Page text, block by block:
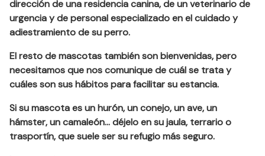
dirección de una residencia canina, de un veterinario de
urgencia y de personal especializado en el cuidado y
adiestramiento de su perro.
El resto de mascotas también son bienvenidas, pero
necesitamos que nos comunique de cuál se trata y
cuáles son sus hábitos para facilitar su estancia.
Si su mascota es un hurón, un conejo, un ave, un
hámster, un camaleón… déjelo en su jaula, terrario o
trasportín, que suele ser su refugio más seguro.